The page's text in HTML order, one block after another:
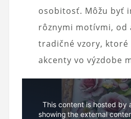
osobitosť. Môžu byť
rôznymi motívmi, od
tradičné vzory,
akcenty vo výzdobe
This content is hosted by
showing the external